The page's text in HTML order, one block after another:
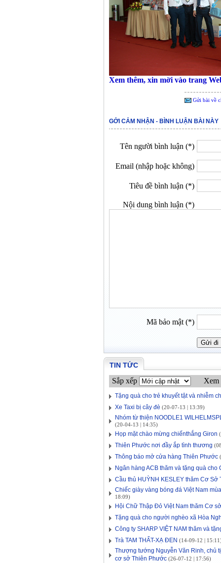
Xem thêm, xin mời vào trang
Gửi bài về
GỞI CẢM NHẬN - BÌNH LUẬN BÀI NÀY
Tên người bình luận (*)
Email (nhập hoặc không)
Tiêu đề bình luận (*)
Nội dung bình luận (*)
Mã bảo mật (*)
TIN TỨC
Sắp xếp Xem
Tặng quà cho trẻ khuyết tật và nhiễm
Xe Taxi bị cây đè (20-07-13 | 13:39)
Nhóm từ thiện NOODLE1
(20-04-13 | 14:35)
Họp mặt chào mừng chiếnthắng Giron
Thiên Phước nơi đầy ắp tình thương
Thông báo mở cửa hàng Thiên Phước
Ngân hàng ACB thăm và tặng quà
Cầu thủ HUỲNH KESLEY thăm Cơ Sở
Chiếc giày vàng bóng đá Việt Nam
18:09)
Hội Chữ Thập Đỏ Việt Nam thăm Cơ
Tặng quà cho người nghèo xã Hòa
Công ty SHARP VIỆT NAM thăm và
Trà TAM THẤT-XẠ ĐEN (14-09-12 |
Thượng tướng Nguyễn Văn Rinh, chủ
cơ sở Thiên Phước (26-07-12 | 17:56)